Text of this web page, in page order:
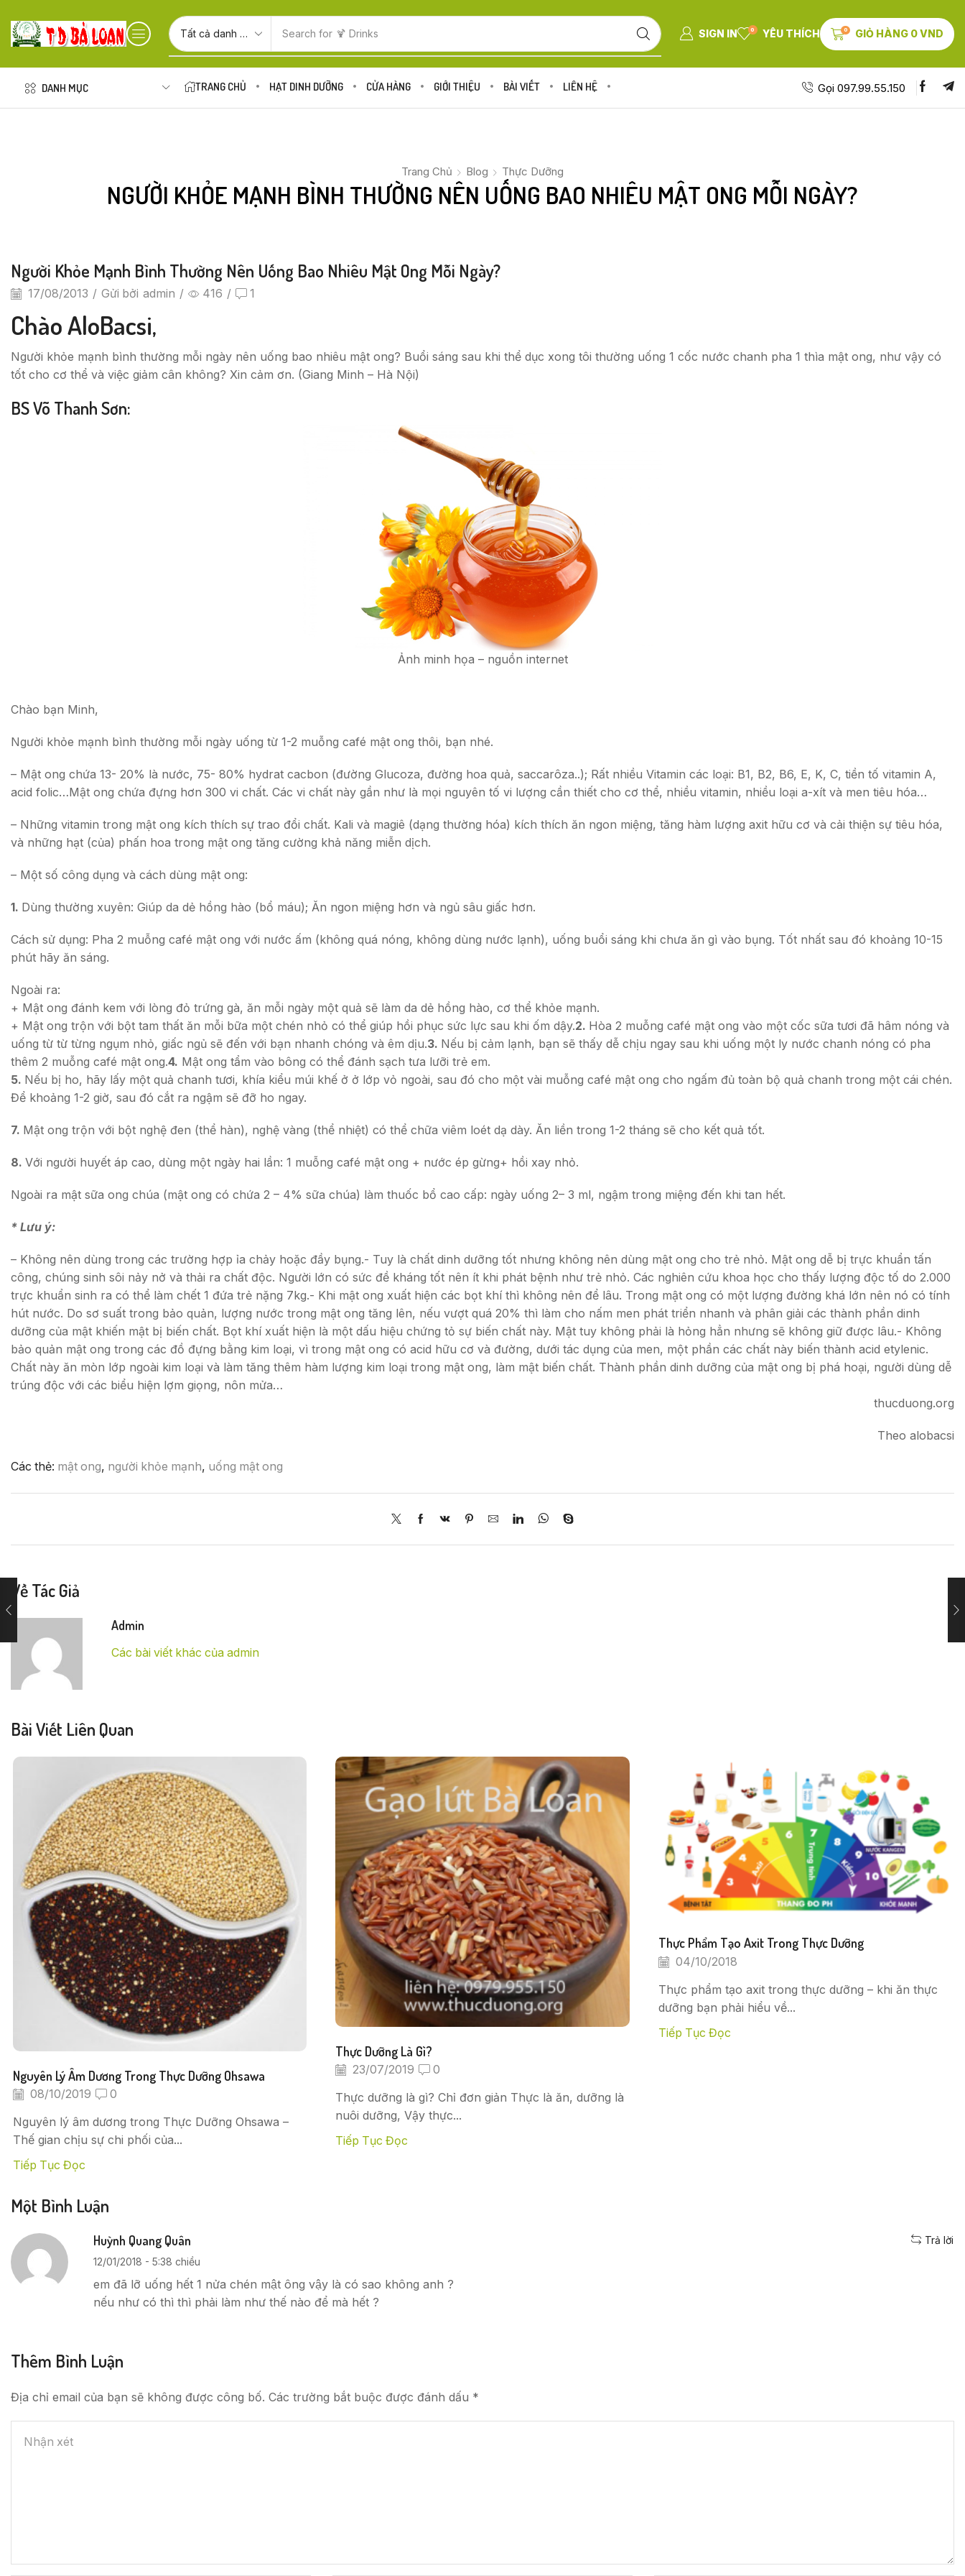
Search for 🍋 Fruits SIGN IN 0 YÊU THÍCH 0 GIỎ HÀNG 0VND
DANH MỤC TRANG CHỦ HẠT DINH DƯỠNG CỬA HÀNG GIỚI THIỆU BÀI VIẾT LIÊN HỆ Gọi 097.99.55.150
Trang Chủ Blog Thực Dưỡng
NGƯỜI KHỎE MẠNH BÌNH THƯỜNG NÊN UỐNG BAO NHIÊU MẬT ONG MỖI NGÀY?
Người Khỏe Mạnh Bình Thường Nên Uống Bao Nhiêu Mật Ong Mỗi Ngày?
17/08/2013 / Gửi bởi admin / 416 / 1
Chào AloBacsi,
Người khỏe mạnh bình thường mỗi ngày nên uống bao nhiêu mật ong? Buổi sáng sau khi thể dục xong tôi thường uống 1 cốc nước chanh pha 1 thìa mật ong, như vậy có
tốt cho cơ thể và việc giảm cân không? Xin cảm ơn. (Giang Minh – Hà Nội)
BS Võ Thanh Sơn:
Ảnh minh họa – nguồn internet
Chào bạn Minh,
Người khỏe mạnh bình thường mỗi ngày uống từ 1-2 muỗng café mật ong thôi, bạn nhé.
– Mật ong chứa 13- 20% là nước, 75- 80% hydrat cacbon (đường Glucoza, đường hoa quả, saccarôza..); Rất nhiều Vitamin các loại: B1, B2, B6, E, K, C, tiền tố vitamin A,
acid folic…Mật ong chứa đựng hơn 300 vi chất. Các vi chất này gần như là mọi nguyên tố vi lượng cần thiết cho cơ thể, nhiều vitamin, nhiều loại a-xít và men tiêu hóa…
– Những vitamin trong mật ong kích thích sự trao đổi chất. Kali và magiê (dạng thường hóa) kích thích ăn ngon miệng, tăng hàm lượng axit hữu cơ và cải thiện sự tiêu hóa,
và những hạt (của) phấn hoa trong mật ong tăng cường khả năng miễn dịch.
– Một số công dụng và cách dùng mật ong:
1. Dùng thường xuyên: Giúp da dẻ hồng hào (bổ máu); Ăn ngon miệng hơn và ngủ sâu giấc hơn.
Cách sử dụng: Pha 2 muỗng café mật ong với nước ấm (không quá nóng, không dùng nước lạnh), uống buổi sáng khi chưa ăn gì vào bụng. Tốt nhất sau đó khoảng 10-15
phút hãy ăn sáng.
Ngoài ra:
+ Mật ong đánh kem với lòng đỏ trứng gà, ăn mỗi ngày một quả sẽ làm da dẻ hồng hào, cơ thể khỏe mạnh.
+ Mật ong trộn với bột tam thất ăn mỗi bữa một chén nhỏ có thể giúp hồi phục sức lực sau khi ốm dậy.2. Hòa 2 muỗng café mật ong vào một cốc sữa tươi đã hâm nóng và
uống từ từ từng ngụm nhỏ, giấc ngủ sẽ đến với bạn nhanh chóng và êm dịu.3. Nếu bị cảm lạnh, bạn sẽ thấy dễ chịu ngay sau khi uống một ly nước chanh nóng có pha
thêm 2 muỗng café mật ong.4. Mật ong tẩm vào bông có thể đánh sạch tưa lưỡi trẻ em.
5. Nếu bị ho, hãy lấy một quả chanh tươi, khía kiểu múi khế ở ở lớp vỏ ngoài, sau đó cho một vài muỗng café mật ong cho ngấm đủ toàn bộ quả chanh trong một cái chén.
Để khoảng 1-2 giờ, sau đó cắt ra ngậm sẽ đỡ ho ngay.
7. Mật ong trộn với bột nghệ đen (thể hàn), nghệ vàng (thể nhiệt) có thể chữa viêm loét dạ dày. Ăn liền trong 1-2 tháng sẽ cho kết quả tốt.
8. Với người huyết áp cao, dùng một ngày hai lần: 1 muỗng café mật ong + nước ép gừng+ hồi xay nhỏ.
Ngoài ra mật sữa ong chúa (mật ong có chứa 2 – 4% sữa chúa) làm thuốc bổ cao cấp: ngày uống 2– 3 ml, ngậm trong miệng đến khi tan hết.
* Lưu ý:
– Không nên dùng trong các trường hợp ỉa chảy hoặc đầy bụng.- Tuy là chất dinh dưỡng tốt nhưng không nên dùng mật ong cho trẻ nhỏ. Mật ong dễ bị trực khuẩn tấn
công, chúng sinh sôi nảy nở và thải ra chất độc. Người lớn có sức đề kháng tốt nên ít khi phát bệnh như trẻ nhỏ. Các nghiên cứu khoa học cho thấy lượng độc tố do 2.000
trực khuẩn sinh ra có thể làm chết 1 đứa trẻ nặng 7kg.- Khi mật ong xuất hiện các bọt khí thì không nên để lâu. Trong mật ong có một lượng đường khá lớn nên nó có tính
hút nước. Do sơ suất trong bảo quản, lượng nước trong mật ong tăng lên, nếu vượt quá 20% thì làm cho nấm men phát triển nhanh và phân giải các thành phần dinh
dưỡng của mật khiến mật bị biến chất. Bọt khí xuất hiện là một dấu hiệu chứng tỏ sự biến chất này. Mật tuy không phải là hỏng hẳn nhưng sẽ không giữ được lâu.- Không
bảo quản mật ong trong các đồ đựng bằng kim loại, vì trong mật ong có acid hữu cơ và đường, dưới tác dụng của men, một phần các chất này biến thành acid etylenic.
Chất này ăn mòn lớp ngoài kim loại và làm tăng thêm hàm lượng kim loại trong mật ong, làm mật biến chất. Thành phần dinh dưỡng của mật ong bị phá hoại, người dùng dễ
trúng độc với các biểu hiện lợm giọng, nôn mửa…
thucduong.org
Theo alobacsi
Các thẻ: mật ong, người khỏe mạnh, uống mật ong
Về Tác Giả
Admin
Các bài viết khác của admin
Bài Viết Liên Quan
Nguyên Lý Âm Dương Trong Thực Dưỡng Ohsawa
08/10/2019 0
Nguyên lý âm dương trong Thực Dưỡng Ohsawa –
Thế gian chịu sự chi phối của...
Tiếp Tục Đọc
Thực Dưỡng Là Gì?
23/07/2019 0
Thực dưỡng là gì? Chỉ đơn giản Thực là ăn, dưỡng là
nuôi dưỡng, Vậy thực...
Tiếp Tục Đọc
Thực Phẩm Tạo Axit Trong Thực Dưỡng
04/10/2018
Thực phẩm tạo axit trong thực dưỡng – khi ăn thực
dưỡng bạn phải hiểu về...
Tiếp Tục Đọc
Một Bình Luận
Huỳnh Quang Quân
12/01/2018 - 5:38 chiều
em đã lỡ uống hết 1 nửa chén mật ông vậy là có sao không anh ?
nếu như có thì thì phải làm như thế nào để mà hết ?
Trả lời
Thêm Bình Luận
Địa chỉ email của bạn sẽ không được công bố. Các trường bắt buộc được đánh dấu *